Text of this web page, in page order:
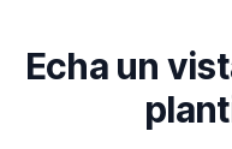
Echa un